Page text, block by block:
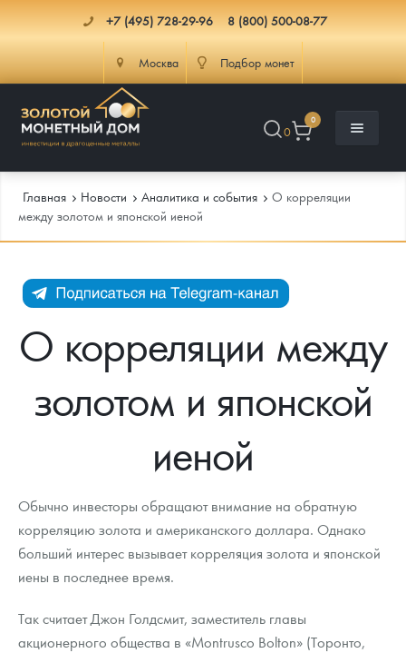
+7 (495) 728-29-96 8 (800) 500-08-77
Москва Подбор монет
0
0
Каталог Монет
Инвестиционные монеты
Памятные монеты России и СССР
Монеты Царской России
Монеты стран мира после 1950г
Золотой червонец Сеятель
Золотые слитки
Аксессуары
Гарри Поттер
Инфо
Как сделать заказ
Выкуп монет
Выкуп серебряных монет
Вопрос - ответ
Памятка для работы с монетами из драгметаллов
Условия возврата
Доставка
Распродажа монет и жетонов
Итоги 2025 года. Прогноз курсов золота, серебра, платины на
2026 год
Cтатьи
Георгий Победоносец - динамика цен
Курс золота и серебра
Лом выкуп
Скупка слитков
Контакты
О нас
Наши преимущества
Письмо директору
Главная Новости Аналитика и события
О корреляции
между золотом и японской иеной
О корреляции между
золотом и японской
иеной
Обычно инвесторы обращают внимание на обратную
корреляцию золота и американского доллара. Однако
больший интерес вызывает корреляция золота и японской
иены в последнее время.
Так считает Джон Голдсмит, заместитель главы
акционерного общества в «Montrusco Bolton» (Торонто,